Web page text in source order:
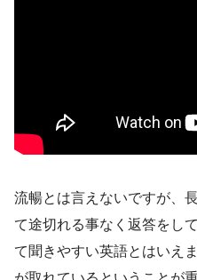
流暢とは言えないですが、
て途切れる事なく返答をし
て聞きやすい英語とはいえ